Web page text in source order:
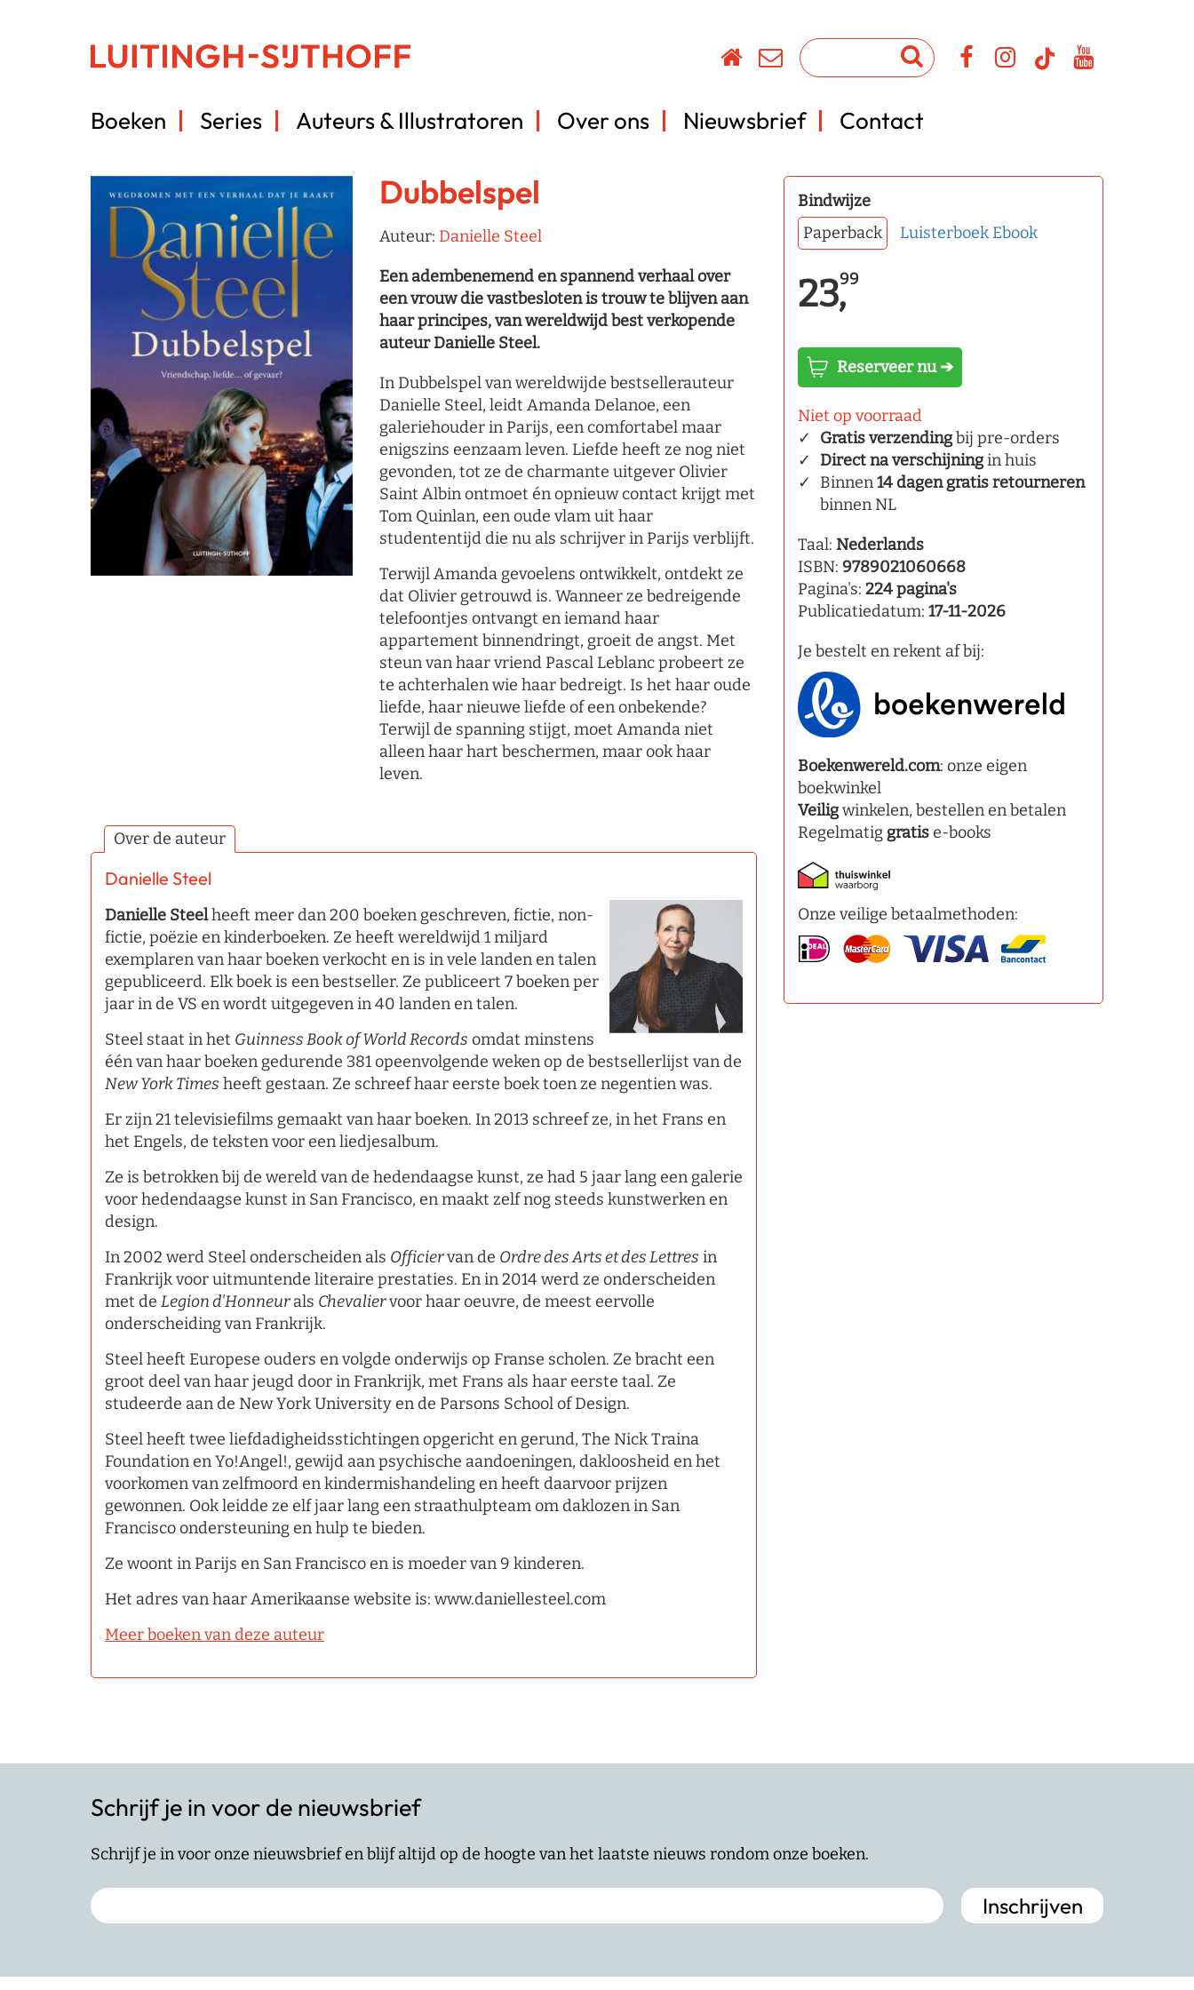
Boeken Series Auteurs & Illustratoren Over ons Nieuwsbrief Contact
Dubbelspel
Auteur: Danielle Steel
Een adembenemend en spannend verhaal over
een vrouw die vastbesloten is trouw te blijven aan
haar principes, van wereldwijd best verkopende
auteur Danielle Steel.
In Dubbelspel van wereldwijde bestsellerauteur
Danielle Steel, leidt Amanda Delanoe, een
galeriehouder in Parijs, een comfortabel maar
enigszins eenzaam leven. Liefde heeft ze nog niet
gevonden, tot ze de charmante uitgever Olivier
Saint Albin ontmoet én opnieuw contact krijgt met
Tom Quinlan, een oude vlam uit haar
studententijd die nu als schrijver in Parijs verblijft.
Terwijl Amanda gevoelens ontwikkelt, ontdekt ze
dat Olivier getrouwd is. Wanneer ze bedreigende
telefoontjes ontvangt en iemand haar
appartement binnendringt, groeit de angst. Met
steun van haar vriend Pascal Leblanc probeert ze
te achterhalen wie haar bedreigt. Is het haar oude
liefde, haar nieuwe liefde of een onbekende?
Terwijl de spanning stijgt, moet Amanda niet
alleen haar hart beschermen, maar ook haar
leven.
Over de auteur
Danielle Steel
Danielle Steelheeft meer dan 200 boeken geschreven, fictie, non-
fictie, poëzie en kinderboeken. Ze heeft wereldwijd 1 miljard
exemplaren van haar boeken verkocht en is in vele landen en talen
gepubliceerd. Elk boek is een bestseller. Ze publiceert 7 boeken per
jaar in de VS en wordt uitgegeven in 40 landen en talen.
Steel staat in het Guinness Book of World Records omdat minstens
één van haar boeken gedurende 381 opeenvolgende weken op de bestsellerlijst van de
New York Times heeft gestaan. Ze schreef haar eerste boek toen ze negentien was.
Er zijn 21 televisiefilms gemaakt van haar boeken. In 2013 schreef ze, in het Frans en
het Engels, de teksten voor een liedjesalbum.
Ze is betrokken bij de wereld van de hedendaagse kunst, ze had 5 jaar lang een galerie
voor hedendaagse kunst in San Francisco, en maakt zelf nog steeds kunstwerken en
design.
In 2002 werd Steel onderscheiden als Officiervan de Ordre des Arts et des Lettres in
Frankrijk voor uitmuntende literaire prestaties. En in 2014 werd ze onderscheiden
met de Legion d'Honneurals Chevaliervoor haar oeuvre, de meest eervolle
onderscheiding van Frankrijk.
Steel heeft Europese ouders en volgde onderwijs op Franse scholen. Ze bracht een
groot deel van haar jeugd door in Frankrijk, met Frans als haar eerste taal. Ze
studeerde aan de New York University en de Parsons School of Design.
Steel heeft twee liefdadigheidsstichtingen opgericht en gerund, The Nick Traina
Foundation en Yo!Angel!, gewijd aan psychische aandoeningen, dakloosheid en het
voorkomen van zelfmoord en kindermishandeling en heeft daarvoor prijzen
gewonnen. Ook leidde ze elf jaar lang een straathulpteam om daklozen in San
Francisco ondersteuning en hulp te bieden.
Ze woont in Parijs en San Francisco en is moeder van 9 kinderen.
Het adres van haar Amerikaanse website is: www.daniellesteel.com
Meer boeken van deze auteur
Bindwijze
Paperback
Luisterboek Ebook
23,99
Reserveer nu ➔
Niet op voorraad
Gratis verzendingbij pre-orders
Direct na verschijningin huis
Binnen14 dagen gratis retourneren
binnen NL
Taal: Nederlands
ISBN: 9789021060668
Pagina's: 224 pagina's
Publicatiedatum: 17-11-2026
Je bestelt en rekent af bij:
Boekenwereld.com: onze eigen
boekwinkel
Veiligwinkelen, bestellen en betalen
Regelmatig gratise-books
Onze veilige betaalmethoden:
Schrijf je in voor de nieuwsbrief
Schrijf je in voor onze nieuwsbrief en blijf altijd op de hoogte van het laatste nieuws rondom onze boeken.